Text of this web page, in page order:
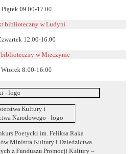
Piątek 09.00-17.00
biblioteczny w Ludyni
12.00-16.00
w Mieczynie
Wtorek 8:00-16:00
Poetycki im. Feliksa Raka
Ministra Kultury i Dziedzictwa
z Funduszu Promocji Kultury –